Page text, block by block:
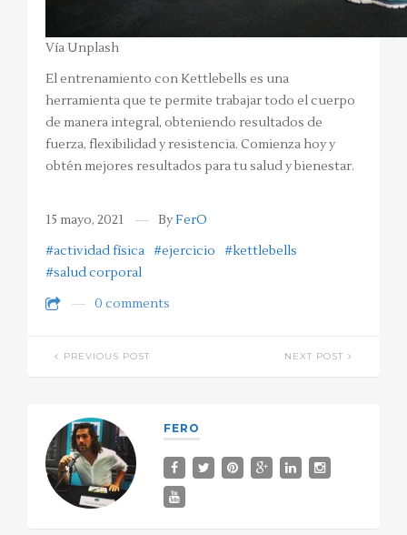
Vía Unplash
El entrenamiento con Kettlebells es una
herramienta que te permite trabajar todo el cuerpo
de manera integral, obteniendo resultados de
fuerza, flexibilidad y resistencia. Comienza hoy y
obtén mejores resultados para tu salud y bienestar.
15 mayo, 2021 ByFerO
#actividad física #ejercicio
#kettlebells
#salud corporal
0 comments
PREVIOUS POST NEXT POST
FERO